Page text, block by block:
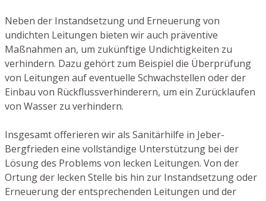
Neben der Instandsetzung und Erneuerung von
undichten Leitungen bieten wir auch präventive
Maßnahmen an, um zukünftige Undichtigkeiten zu
verhindern. Dazu gehört zum Beispiel die Überprüfung
von Leitungen auf eventuelle Schwachstellen oder der
Einbau von Rückflussverhinderern, um ein Zurücklaufen
von Wasser zu verhindern.
Insgesamt offerieren wir als Sanitärhilfe in Jeber-
Bergfrieden eine vollständige Unterstützung bei der
Lösung des Problems von lecken Leitungen. Von der
Ortung der lecken Stelle bis hin zur Instandsetzung oder
Erneuerung der entsprechenden Leitungen und der